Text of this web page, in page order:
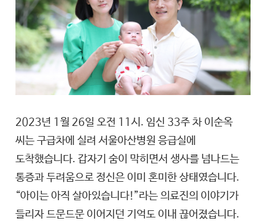
2023년 1월 26일 오전 11시. 임신 33주 차 이순옥
씨는 구급차에 실려 서울아산병원 응급실에
도착했습니다. 갑자기 숨이 막히면서 생사를 넘나드는
통증과 두려움으로 정신은 이미 혼미한 상태였습니다.
“아이는 아직 살아있습니다!”라는 의료진의 이야기가
들리자 드문드문 이어지던 기억도 이내 끊어졌습니다.